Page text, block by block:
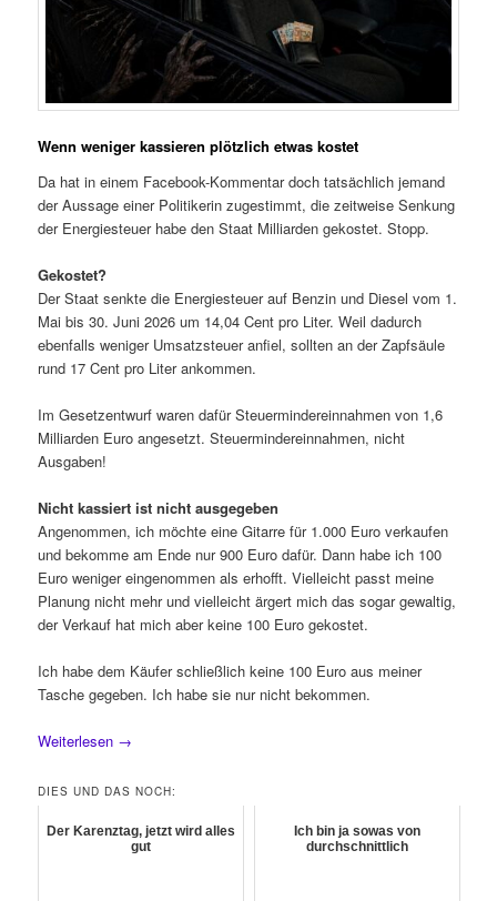
Wenn weniger kassieren plötzlich etwas kostet
Da hat in einem Facebook-Kommentar doch tatsächlich jemand
der Aussage einer Politikerin zugestimmt, die zeitweise Senkung
der Energiesteuer habe den Staat Milliarden gekostet. Stopp.
Gekostet?
Der Staat senkte die Energiesteuer auf Benzin und Diesel vom 1.
Mai bis 30. Juni 2026 um 14,04 Cent pro Liter. Weil dadurch
ebenfalls weniger Umsatzsteuer anfiel, sollten an der Zapfsäule
rund 17 Cent pro Liter ankommen.
Im Gesetzentwurf waren dafür Steuermindereinnahmen von 1,6
Milliarden Euro angesetzt. Steuermindereinnahmen, nicht
Ausgaben!
Nicht kassiert ist nicht ausgegeben
Angenommen, ich möchte eine Gitarre für 1.000 Euro verkaufen
und bekomme am Ende nur 900 Euro dafür. Dann habe ich 100
Euro weniger eingenommen als erhofft. Vielleicht passt meine
Planung nicht mehr und vielleicht ärgert mich das sogar gewaltig,
der Verkauf hat mich aber keine 100 Euro gekostet.
Ich habe dem Käufer schließlich keine 100 Euro aus meiner
Tasche gegeben. Ich habe sie nur nicht bekommen.
Weiterlesen →
DIES UND DAS NOCH:
Der Karenztag, jetzt wird alles
gut
Ich bin ja sowas von
durchschnittlich